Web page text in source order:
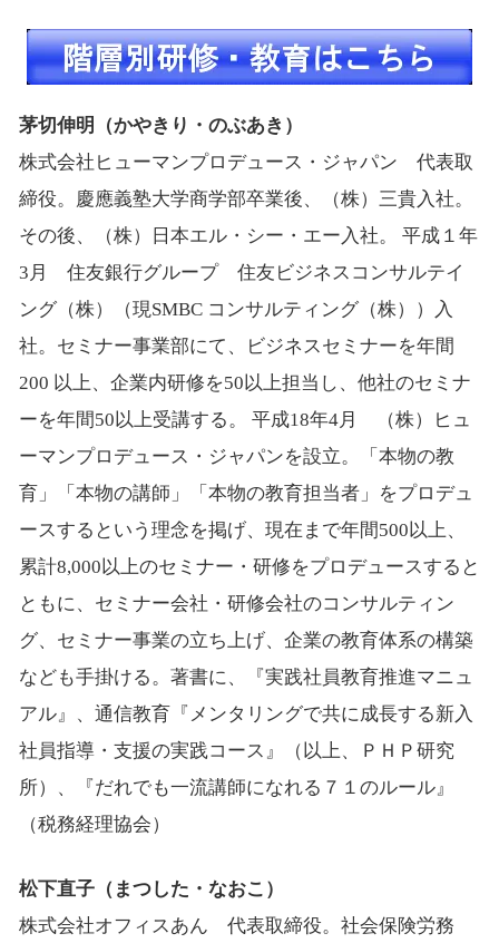
茅切伸明（かやきり・のぶあき）
株式会社ヒューマンプロデュース・ジャパン 代表取
締役。慶應義塾大学商学部卒業後、（株）三貴入社。
その後、（株）日本エル・シー・エー入社。 平成１年
3月 住友銀行グループ 住友ビジネスコンサルテイ
ング（株）（現SMBC コンサルティング（株））入
社。セミナー事業部にて、ビジネスセミナーを年間
200 以上、企業内研修を50以上担当し、他社のセミナ
ーを年間50以上受講する。 平成18年4月 （株）ヒュ
ーマンプロデュース・ジャパンを設立。「本物の教
育」「本物の講師」「本物の教育担当者」をプロデュ
ースするという理念を掲げ、現在まで年間500以上、
累計8,000以上のセミナー・研修をプロデュースすると
ともに、セミナー会社・研修会社のコンサルティン
グ、セミナー事業の立ち上げ、企業の教育体系の構築
なども手掛ける。著書に、『実践社員教育推進マニュ
アル』、通信教育『メンタリングで共に成長する新入
社員指導・支援の実践コース』（以上、ＰＨＰ研究
所）、『だれでも一流講師になれる７１のルール』
（税務経理協会）
松下直子（まつした・なおこ）
株式会社オフィスあん 代表取締役。社会保険労務